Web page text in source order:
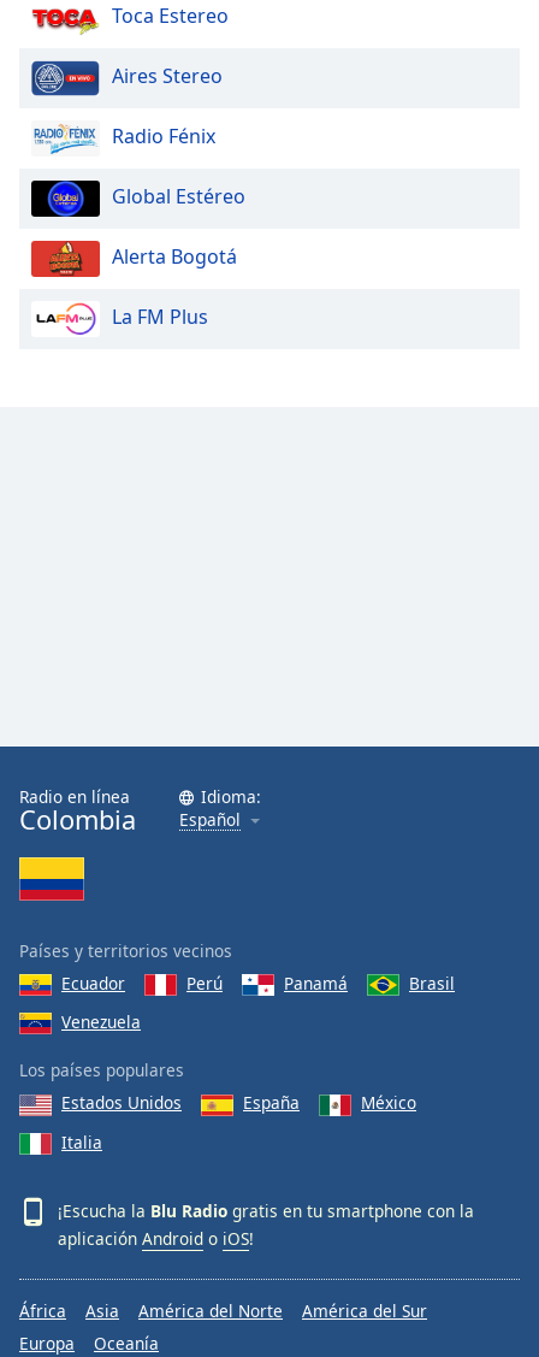
Toca Estereo
Aires Stereo
Radio Fénix
Global Estéreo
Alerta Bogotá
La FM Plus
Radio en línea
Colombia
Idioma:
Español
Países y territorios vecinos
Ecuador
Perú Panamá
Brasil
Venezuela
Los países populares
Estados Unidos
España
México
Italia
¡Escucha la Blu Radio gratis en tu smartphone con la
aplicación Android o iOS!
África Asia América del Norte
América del Sur
Europa
Oceanía